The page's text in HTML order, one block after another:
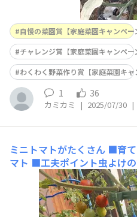
自慢の菜園賞【家庭菜園キャンペー
チャレンジ賞【家庭菜園キャンペー
わくわく野菜作り賞【家庭菜園キャ
1 36
カミカミ | 2025/07/30 |
ミニトマトがたくさん ■育て
マト ■工夫ポイント虫よけ
使いました!効果絶大!子供の
宅し、一気にミニトマトの